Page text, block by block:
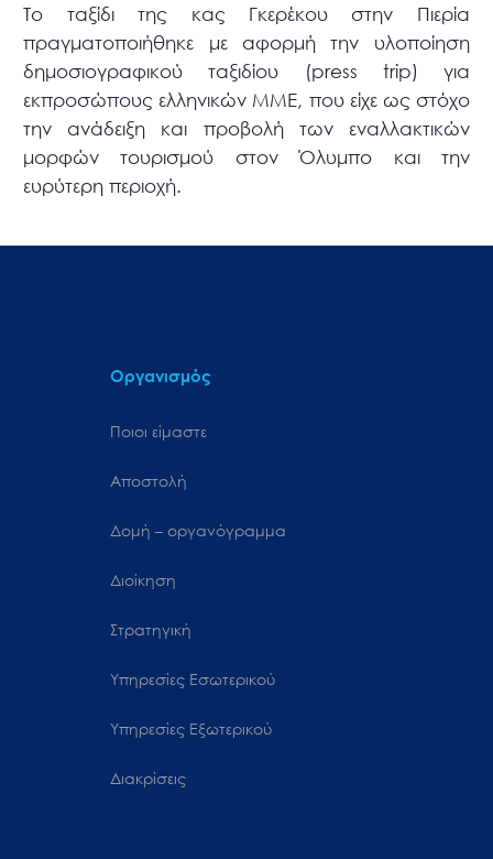
Το ταξίδι της κας Γκερέκου στην Πιερία
πραγματοποιήθηκε με αφορμή την υλοποίηση
δημοσιογραφικού ταξιδίου (press trip) για
εκπροσώπους ελληνικών ΜΜΕ, που είχε ως στόχο
την ανάδειξη και προβολή των εναλλακτικών
μορφών τουρισμού στον Όλυμπο και την
ευρύτερη περιοχή.
Οργανισμός
Ποιοι είμαστε
Αποστολή
Δομή – οργανόγραμμα
Διοίκηση
Στρατηγική
Υπηρεσίες Εσωτερικού
Υπηρεσίες Εξωτερικού
Διακρίσεις